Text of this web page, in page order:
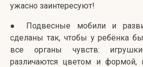
ужасно заинтересуют!
● Подвесные мобили и
сделаны так, чтобы у ребёнка
все органы чувств:
различаются цветом и формой,